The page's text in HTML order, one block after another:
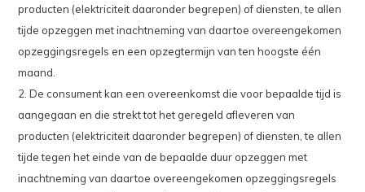
producten (elektriciteit daaronder begrepen) of diensten, te allen
tijde opzeggen met inachtneming van daartoe overeengekomen
opzeggingsregels en een opzegtermijn van ten hoogste één
maand.
2. De consument kan een overeenkomst die voor bepaalde tijd is
aangegaan en die strekt tot het geregeld afleveren van
producten (elektriciteit daaronder begrepen) of diensten, te allen
tijde tegen het einde van de bepaalde duur opzeggen met
inachtneming van daartoe overeengekomen opzeggingsregels